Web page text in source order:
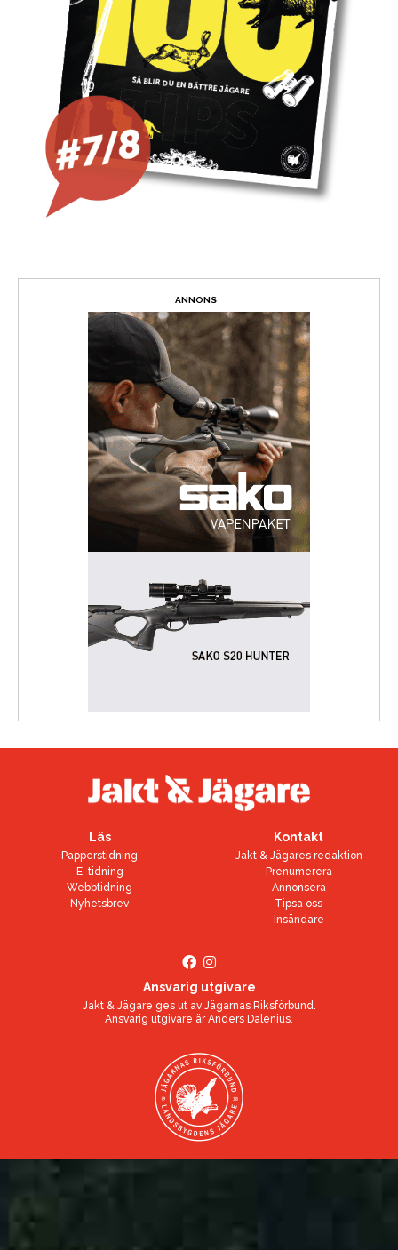
ANNONS
Läs
Papperstidning
E-tidning
Webbtidning
Nyhetsbrev
Kontakt
Jakt & Jägares redaktion
Prenumerera
Annonsera
Tipsa oss
Insändare
Ansvarig utgivare
Jakt & Jägare ges ut av Jägarnas Riksförbund.
Ansvarig utgivare ärAnders Dalenius.